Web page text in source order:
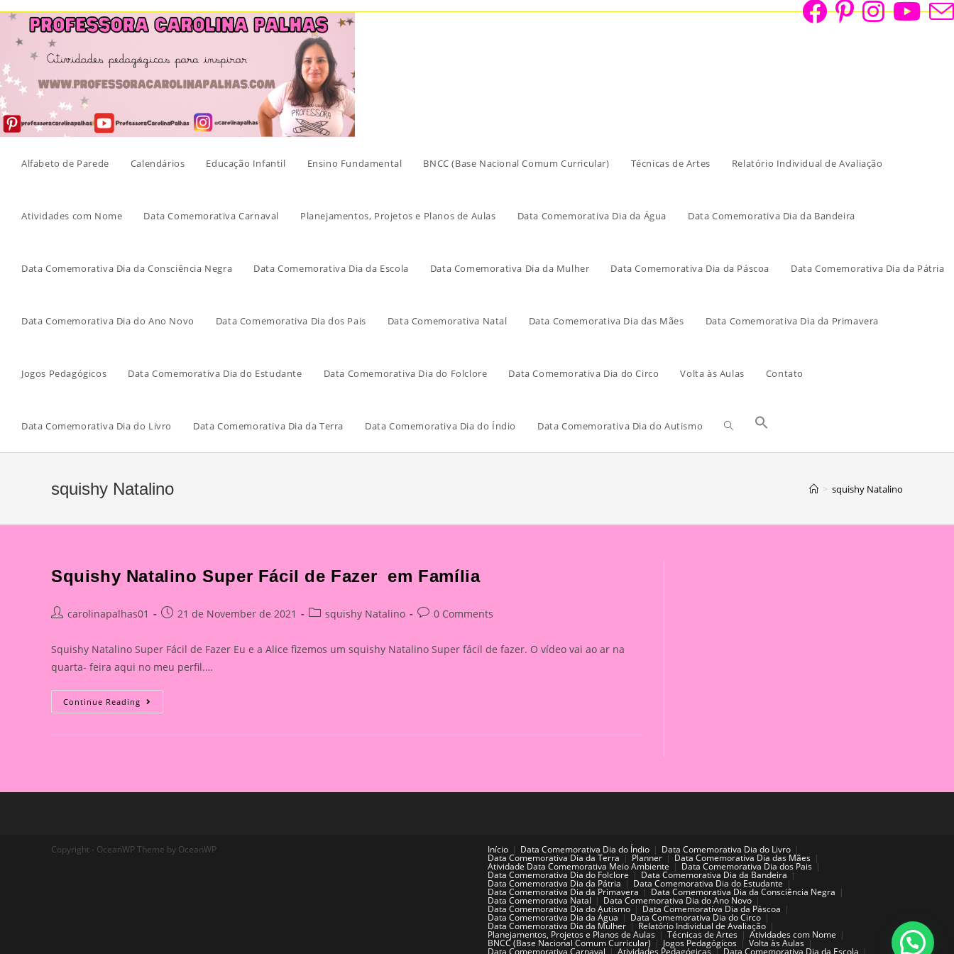
Skip
content
Alfabeto de Parede Calendários Educação Infantil Ensino Fundamental BNCC (Base Nacional Comum Curricular) Técnicas de Artes Relatório Individual de Avaliação
Atividades com Nome Data Comemorativa Carnaval Planejamentos, Projetos e Planos de Aulas Data Comemorativa Dia da Água Data Comemorativa Dia da Bandeira
Data Comemorativa Dia da Consciência Negra Data Comemorativa Dia da Escola Data Comemorativa Dia da Mulher Data Comemorativa Dia da Páscoa Data Comemorativa Dia da Pátria
Data Comemorativa Dia do Ano Novo Data Comemorativa Dia dos Pais Data Comemorativa Natal Data Comemorativa Dia das Mães Data Comemorativa Dia da Primavera
Jogos Pedagógicos Data Comemorativa Dia do Estudante Data Comemorativa Dia do Folclore Data Comemorativa Dia do Circo Volta às Aulas Contato
Data Comemorativa Dia do Livro Data Comemorativa Dia da Terra Data Comemorativa Dia do Índio Data Comemorativa Dia do Autismo
squishy Natalino > squishy Natalino
Squishy Natalino Super Fácil de Fazer em Família
Postcarolinapalhas01
Post21 de November de 2021
Postsquishy Natalino
Post0 Comments
Squishy Natalino Super Fácil de Fazer Eu e a Alice fizemos um squishy Natalino Super fácil de fazer. O vídeo vai ao ar na
quarta- feira aqui no meu perfil.…
Continue Reading Squishy
Natalino
Fácil
Início Data Comemorativa Dia do Índio Data Comemorativa Dia do Livro
Data Comemorativa Dia da Terra Planner Data Comemorativa Dia das Mães
Atividade Data Comemorativa Meio Ambiente Data Comemorativa Dia dos Pais
Data Comemorativa Dia do Folclore Data Comemorativa Dia da Bandeira
Data Comemorativa Dia da Pátria Data Comemorativa Dia do Estudante
Data Comemorativa Dia da Primavera Data Comemorativa Dia da Consciência Negra
Data Comemorativa Natal Data Comemorativa Dia do Ano Novo
Data Comemorativa Dia do Autismo Data Comemorativa Dia da Páscoa
Data Comemorativa Dia da Água Data Comemorativa Dia do Circo
Data Comemorativa Dia da Mulher Relatório Individual de Avaliação
Planejamentos, Projetos e Planos de Aulas Técnicas de Artes Atividades com Nome
BNCC (Base Nacional Comum Curricular) Jogos Pedagógicos Volta às Aulas
Data Comemorativa Carnaval Atividades Pedagógicas Data Comemorativa Dia da Escola
Copyright - OceanWP Theme by OceanWP